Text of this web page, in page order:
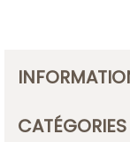
CATÉGORIES